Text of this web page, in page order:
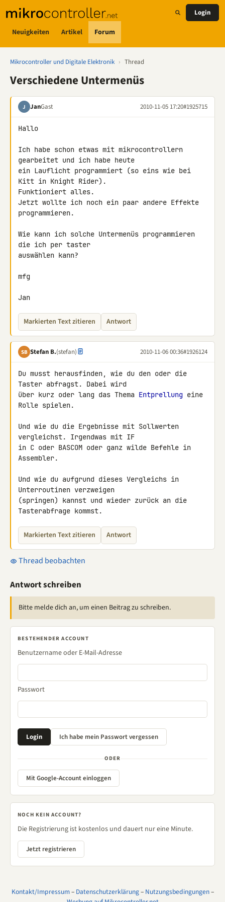
Neuigkeiten Artikel Forum
Login
Mikrocontroller und Digitale Elektronik › Thread
Verschiedene Untermenüs
J JanGast 2010-11-05 17:20#1925715
Hallo
Ich habe schon etwas mit mikrocontrollern
gearbeitet und ich habe heute
ein Lauflicht programmiert (so eins wie bei
Kitt in Knight Rider).
Funktioniert alles.
Jetzt wollte ich noch ein paar andere Effekte
programmieren.
Wie kann ich solche Untermenüs programmieren
die ich per taster
auswählen kann?
mfg
Jan
Markierten Text zitieren Antwort
SB Stefan B.(stefan) 2010-11-06 00:36#1926124
Du musst herausfinden, wie du den oder die
Taster abfragst. Dabei wird
über kurz oder lang das Thema Entprellung eine
Rolle spielen.
Und wie du die Ergebnisse mit Sollwerten
vergleichst. Irgendwas mit IF
in C oder BASCOM oder ganz wilde Befehle in
Assembler.
Und wie du aufgrund dieses Vergleichs in
Unterroutinen verzweigen
(springen) kannst und wieder zurück an die
Tasterabfrage kommst.
Markierten Text zitieren Antwort
Thread beobachten
Antwort schreiben
Bitte melde dich an, um einen Beitrag zu schreiben.
BESTEHENDER ACCOUNT
Benutzername oder E-Mail-Adresse
Passwort
ODER
Mit Google-Account einloggen
NOCH KEIN ACCOUNT?
Die Registrierung ist kostenlos und dauert nur eine Minute.
Jetzt registrieren
Kontakt/Impressum– Datenschutzerklärung– Nutzungsbedingungen–